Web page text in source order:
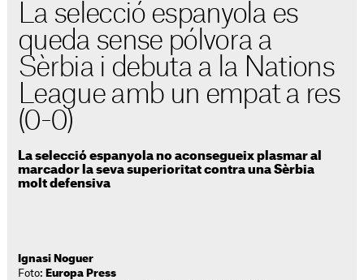
La selecció espanyola es
queda sense pólvora a
Sèrbia i debuta a la Nations
League amb un empat a res
(0-0)
La selecció espanyola no aconsegueix plasmar al
marcador la seva superioritat contra una Sèrbia
molt defensiva
Ignasi Noguer
Foto: Europa Press